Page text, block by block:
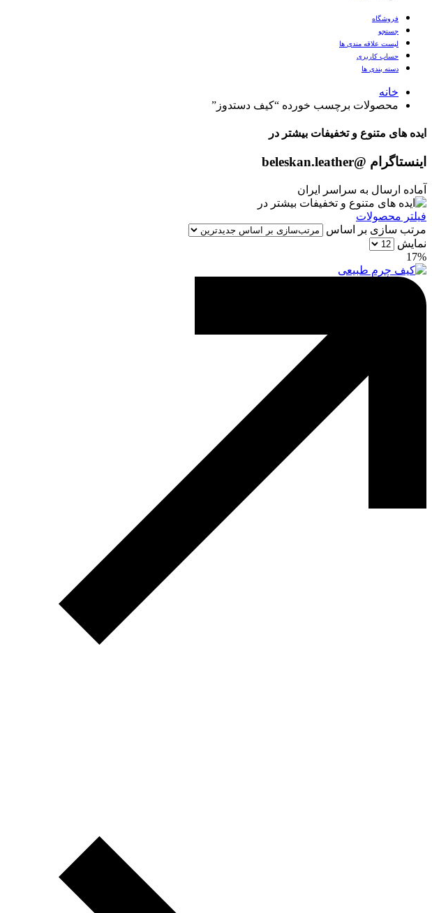
فروشگاه
جستجو
لیست علاقه مندی ها
حساب کاربری
دسته بندی ها
خانه
محصولات برچسب خورده “کیف دستدوز”
ایده های متنوع و تخفیفات بیشتر در
اینستاگرام @beleskan.leather
آماده ارسال به سراسر ایران
فیلتر محصولات
مرتب سازی بر اساس
نمایش
17%